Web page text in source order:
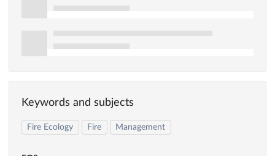
Keywords and subjects
Fire Ecology Fire Management